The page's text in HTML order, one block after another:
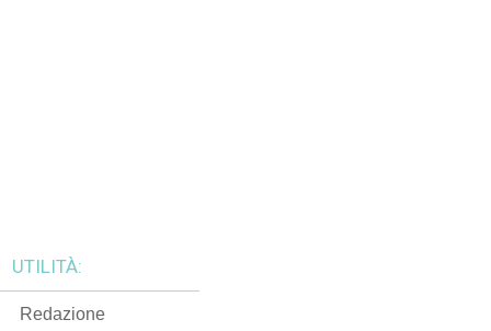
UTILITÀ:
Redazione